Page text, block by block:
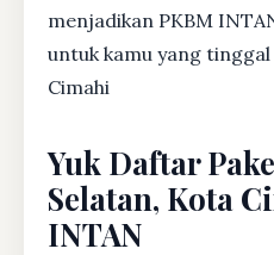
menjadikan PKBM
untuk kamu yang
Cimahi
Yuk Daftar
Selatan, Kota
INTAN